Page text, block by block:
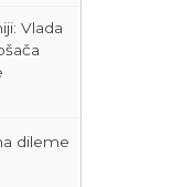
dileme